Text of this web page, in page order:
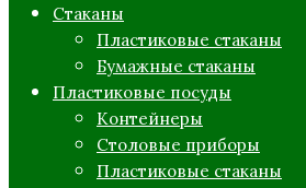
Стаканы
Пластиковые стаканы
Бумажные стаканы
Пластиковые посуды
Контейнеры
Столовые приборы
Пластиковые стаканы